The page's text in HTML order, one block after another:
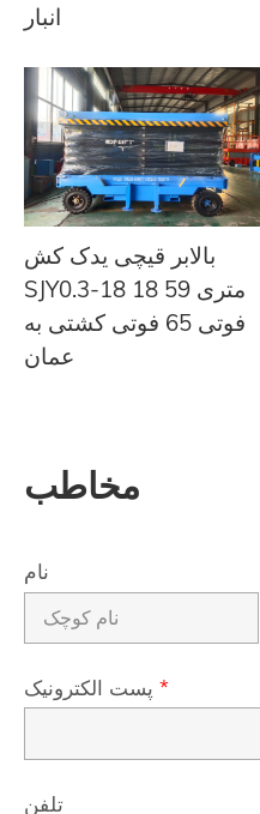
انبار
بالابر قیچی یدک کش
SJY0.3-18 18 متری 59
فوتی 65 فوتی کشتی به
عمان
مخاطب
نام
*
تلفن